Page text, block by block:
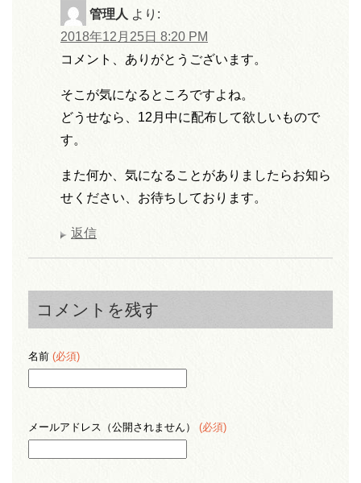
管理人 より:
2018年12月25日 8:20 PM
コメント、ありがとうございます。
そこが気になるところですよね。
どうせなら、12月中に配布して欲しいもので
す。
また何か、気になることがありましたらお知ら
せください、お待ちしております。
返信
コメントを残す
名前 (必須)
メールアドレス（公開されません） (必須)